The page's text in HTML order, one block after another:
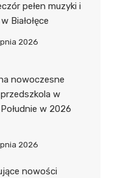
pełen muzyki i
Białołęce
2026
nowoczesne
w
w 2026
2026
nowości